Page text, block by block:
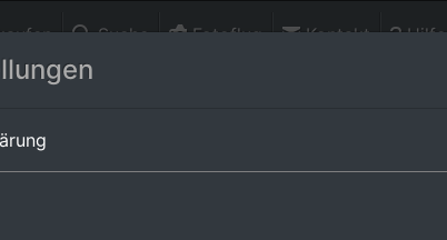
Suche Fotoflug Kontakt Hilfe